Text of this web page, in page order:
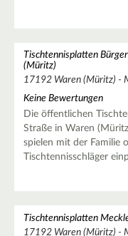
Tischtennisplatten
(Müritz)
17192 Waren (Müritz) -
Keine Bewertungen
Die öffentlichen
Straße in Waren
spielen mit der Familie
Tischtennisschläger
Tischtennisplatten
17192 Waren (Müritz) -